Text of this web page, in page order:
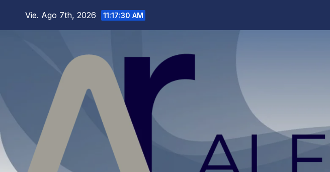
Vie. Ago 7th, 2026 11:17:31 AM